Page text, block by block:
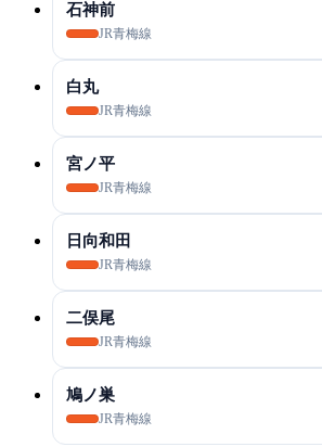
石神前
JR青梅線
白丸
JR青梅線
宮ノ平
JR青梅線
日向和田
JR青梅線
二俣尾
JR青梅線
鳩ノ巣
JR青梅線